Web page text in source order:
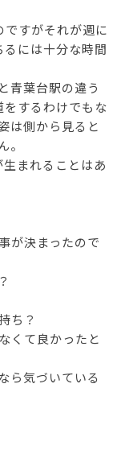
すがそれが週に
には十分な時間
青葉台駅の違う
するわけでもな
は側から見ると
。
まれることはあ
が決まったので
ち？
くて良かったと
ら気づいている